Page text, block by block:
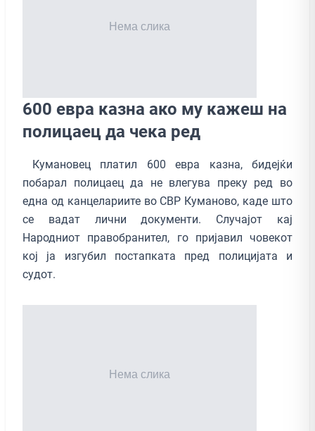
600 евра казна ако му кажеш на
полицаец да чека ред
Кумановец платил 600 евра казна, бидејќи
побарал полицаец да не влегува преку ред во
една од канцелариите во СВР Куманово, каде што
се вадат лични документи. Случајот кај
Народниот правобранител, го пријавил човекот
кој ја изгубил постапката пред полицијата и
судот.